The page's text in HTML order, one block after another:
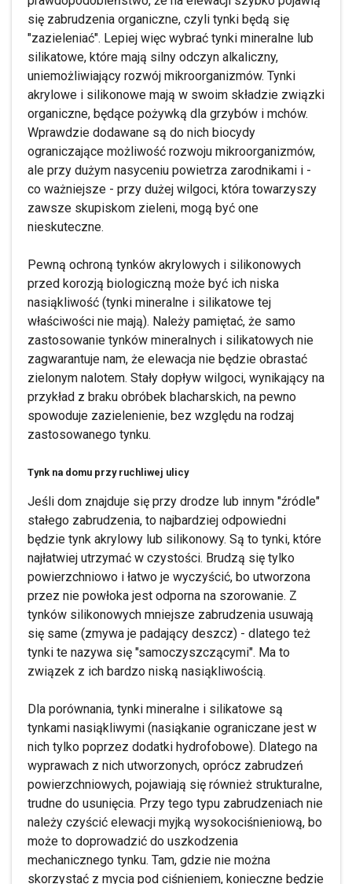
się zabrudzenia organiczne, czyli tynki będą się
"zazieleniać". Lepiej więc wybrać tynki mineralne lub
silikatowe, które mają silny odczyn alkaliczny,
uniemożliwiający rozwój mikroorganizmów. Tynki
akrylowe i silikonowe mają w swoim składzie związki
organiczne, będące pożywką dla grzybów i mchów.
Wprawdzie dodawane są do nich biocydy
ograniczające możliwość rozwoju mikroorganizmów,
ale przy dużym nasyceniu powietrza zarodnikami i -
co ważniejsze - przy dużej wilgoci, która towarzyszy
zawsze skupiskom zieleni, mogą być one
nieskuteczne.
Pewną ochroną tynków akrylowych i silikonowych
przed korozją biologiczną może być ich niska
nasiąkliwość (tynki mineralne i silikatowe tej
właściwości nie mają). Należy pamiętać, że samo
zastosowanie tynków mineralnych i silikatowych nie
zagwarantuje nam, że elewacja nie będzie obrastać
zielonym nalotem. Stały dopływ wilgoci, wynikający na
przykład z braku obróbek blacharskich, na pewno
spowoduje zazielenienie, bez względu na rodzaj
zastosowanego tynku.
Tynk na domu przy ruchliwej ulicy
Jeśli dom znajduje się przy drodze lub innym "źródle"
stałego zabrudzenia, to najbardziej odpowiedni
będzie tynk akrylowy lub silikonowy. Są to tynki, które
najłatwiej utrzymać w czystości. Brudzą się tylko
powierzchniowo i łatwo je wyczyścić, bo utworzona
przez nie powłoka jest odporna na szorowanie. Z
tynków silikonowych mniejsze zabrudzenia usuwają
się same (zmywa je padający deszcz) - dlatego też
tynki te nazywa się "samoczyszczącymi". Ma to
związek z ich bardzo niską nasiąkliwością.
Dla porównania, tynki mineralne i silikatowe są
tynkami nasiąkliwymi (nasiąkanie ograniczane jest w
nich tylko poprzez dodatki hydrofobowe). Dlatego na
wyprawach z nich utworzonych, oprócz zabrudzeń
powierzchniowych, pojawiają się również strukturalne,
trudne do usunięcia. Przy tego typu zabrudzeniach nie
należy czyścić elewacji myjką wysokociśnieniową, bo
może to doprowadzić do uszkodzenia
mechanicznego tynku. Tam, gdzie nie można
skorzystać z mycia pod ciśnieniem, konieczne będzie